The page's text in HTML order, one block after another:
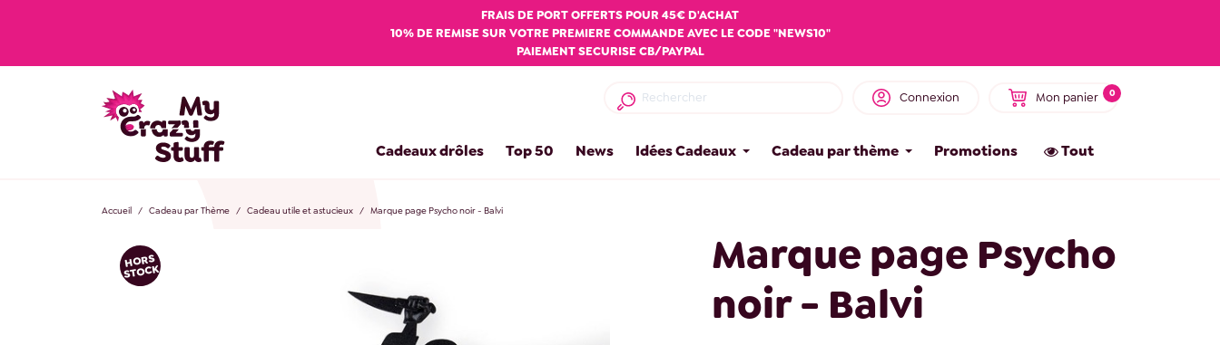
FRAIS DE PORT OFFERTS POUR 45€ D'ACHAT
10% DE REMISE SUR VOTRE PREMIERE COMMANDE AVEC LE CODE "NEWS10"
PAIEMENT SECURISE CB/PAYPAL
Connexion Mon panier 0
Tout
Promotions
Cadeau par thème
Idées Cadeaux
News
Top 50
Cadeaux drôles
Accueil Cadeau par Thème Cadeau utile et astucieux Marque page Psycho noir - Balvi
HORS
STOCK
Marque page Psycho
noir - Balvi